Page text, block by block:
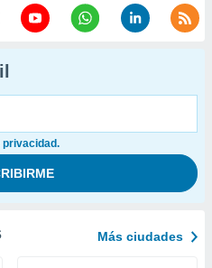
privacidad.
Más ciudades